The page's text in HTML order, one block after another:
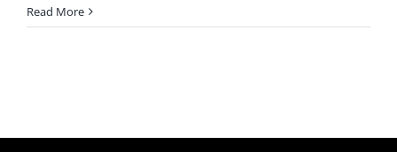
Rellenos
Read More